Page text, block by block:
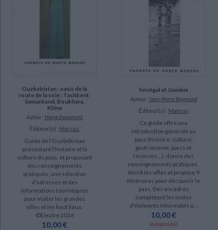
Ouzbékistan : oasis de la
route de la soie : Tachkent,
Samarkand, Boukhara,
Khiva
Auteur : Hervé Beaumont
Éditeur(s) : Marcus
Guide de l'Ouzbékistan
présentant l'histoire et la
culture du pays, et proposant
des renseignements
pratiques, une sélection
d'adresses et des
informations touristiques
pour visiter les grandes
villes et les haut lieux.
©Electre 2026
10,00 €
Sénégal et Gambie
Auteur : Jean-Pierre Reymond
Éditeur(s) : Marcus
Ce guide offre une
introduction générale au
pays (histoire, culture,
gastronomie, parcs et
réserves...), donne des
renseignements pratiques,
décrit les villes et propose 9
itinéraires pour découvrir le
pays. Des encadrés
complètent les textes
d'éléments informatifs o...
10,00 €
Indisponible